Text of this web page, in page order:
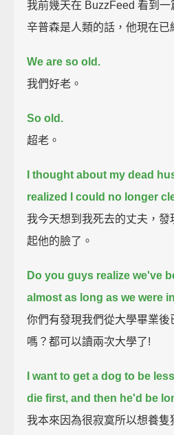
我前幾天在 BuzzFeed 看到一
辛普森是人類的話，他現在已
We are so old.
我們好老。
So old.
超老。
I thought about my dead
realized I could no longer
我今天想到我死去的丈夫，
起他的臉了。
Do you guys realize we've
almost as long as we were
你們有發現我們從大學畢業後
嗎？都可以讀兩次大學了!
I want to get a dog to be
die first, and then he'd be
我本來因為很寂寞所以想養隻